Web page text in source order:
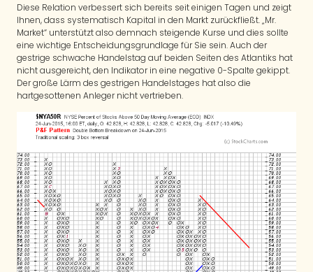
Diese Relation verbessert sich bereits seit einigen Tagen und zeigt
Ihnen, dass systematisch Kapital in den Markt zurückfließt. „Mr.
Market“ unterstützt also demnach steigende Kurse und dies sollte
eine wichtige Entscheidungsgrundlage für Sie sein. Auch der
gestrige schwache Handelstag auf beiden Seiten des Atlantiks hat
nicht ausgereicht, den Indikator in eine negative 0-Spalte gekippt.
Der große Lärm des gestrigen Handelstages hat also die
hartgesottenen Anleger nicht vertrieben.